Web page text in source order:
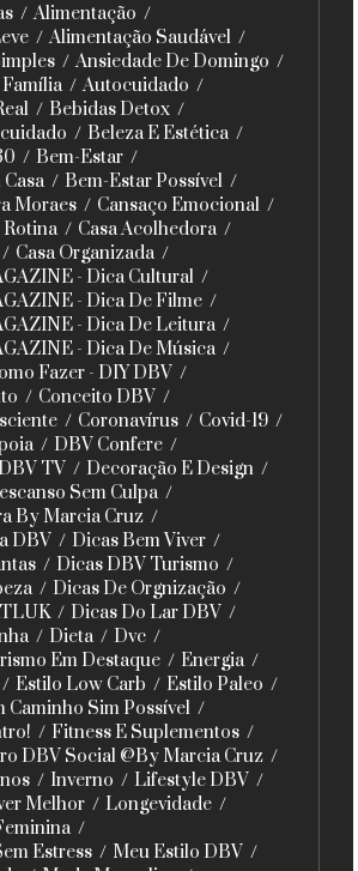
Alimentação
Alimentação Saudável
Ansiedade De Domingo
Autocuidado
Bebidas Detox
Beleza E Estética
Bem-Estar
Bem-Estar Possível
Moraes
Cansaço Emocional
Rotina
Casa Acolhedora
Casa Organizada
- Dica Cultural
- Dica De Filme
- Dica De Leitura
- Dica De Música
Fazer - DIY DBV
Conceito DBV
Coronavírus
Covid-19
DBV Confere
DBV TV
Decoração E Design
Sem Culpa
By Marcia Cruz
DBV
Dicas Bem Viver
Dicas DBV Turismo
Dicas De Orgnização
Dicas Do Lar DBV
Dieta
Dvc
Em Destaque
Energia
Estilo Low Carb
Estilo Paleo
Caminho Sim Possível
Fitness E Suplementos
DBV Social @By Marcia Cruz
Inverno
Lifestyle DBV
Melhor
Longevidade
Estress
Meu Estilo DBV